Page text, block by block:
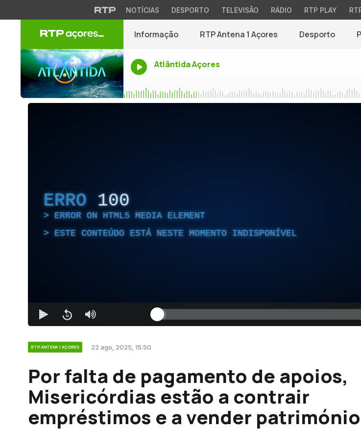
NOTÍCIAS DESPORTO TELEVISÃO RÁDIO RTP PLAY
Informação RTP Antena 1 Açores Desporto
Atlântida Açores
ERRO 100
ERROR ON HTML5 MEDIA ELEMENT
ESTE CONTEÚDO ESTÁ NESTE MOMENTO INDISPONÍVEL
RTP ANTENA 1 AÇORES 22 ago, 2025, 15:50
Por falta de pagamento de apoios,
Misericórdias estão a contrair
empréstimos e a vender património